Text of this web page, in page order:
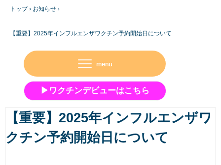
トップ › お知らせ ›
【重要】2025年インフルエンザワクチン予約開始日について
▶ワクチンデビューはこちら
【重要】2025年インフルエンザワ
クチン予約開始日について